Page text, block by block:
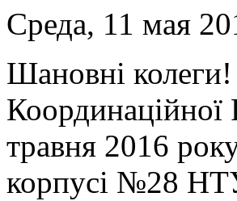
Среда, 11 мая
Шановні
травня 2016
корпусі №28